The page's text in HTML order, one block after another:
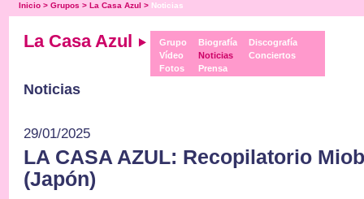
Inicio >Grupos >La Casa Azul > Noticias
La Casa Azul
Grupo
Vídeo
Fotos
Biografía
Noticias
Prensa
Discografía
Conciertos
Noticias
29/01/2025
LA CASA AZUL: Recopilatorio
(Japón)